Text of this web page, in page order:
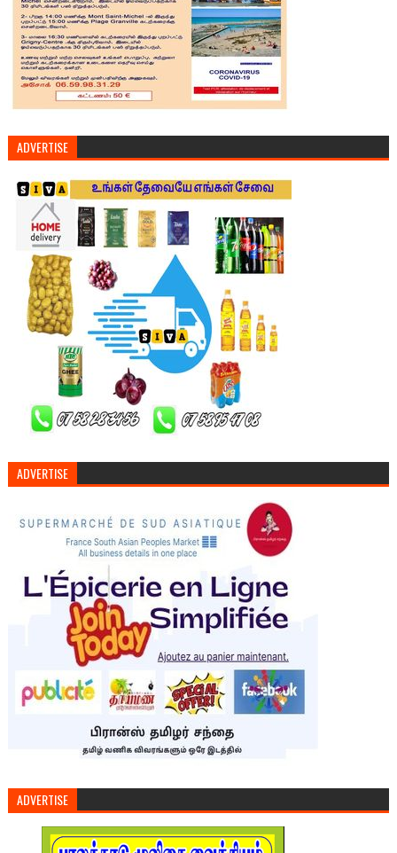
ADVERTISE
ADVERTISE
ADVERTISE